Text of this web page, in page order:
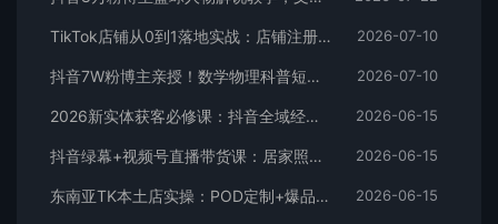
TikTok店铺从0到1落地实战：店铺注册+产品上架+物流回款+内容剪辑，小白也能出单 2026-07-10
抖音7W粉博主亲授！数学物理科普短视频，单日300-500，伙伴计划+收徒+商单全变现 2026-07-10
2026新实体获客必修课：抖音全域经营实操，从认知破局到持续盈利 2026-06-15
抖音绿幕+视频号直播带货课：居家照着稿子念起号，手机电脑双场景搭建全流程 2026-06-15
东南亚TK本土店实操：POD定制+爆品截流+暴力冷启动，0粉也能开橱窗带货 2026-06-15